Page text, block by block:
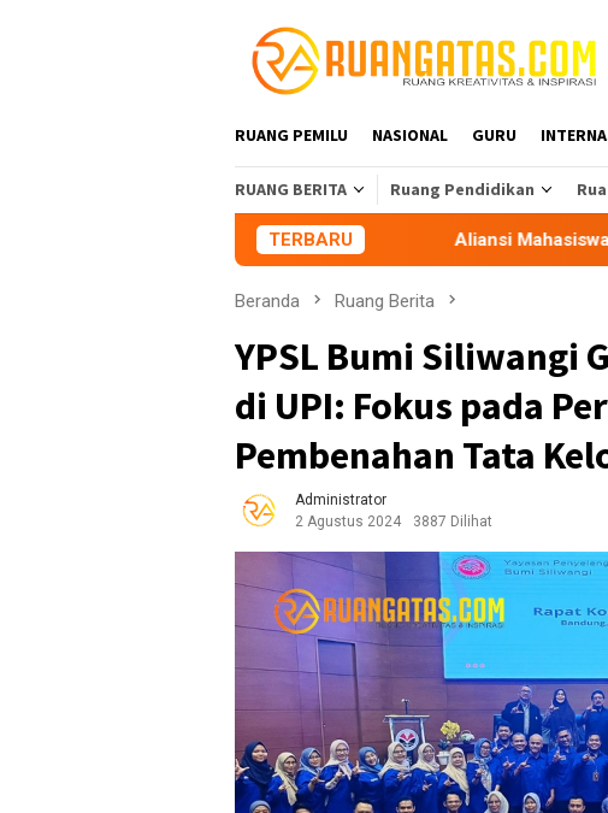
RUANG PEMILU NASIONAL GURU
RUANG BERITA Ruang Pendidikan
TERBARU
Aliansi Mahasiswa Tasikmalaya
Beranda Ruang Berita
YPSL Bumi Siliwangi
di UPI: Fokus pada
Pembenahan Tata
Administrator
2 Agustus 2024
3887 Dilihat